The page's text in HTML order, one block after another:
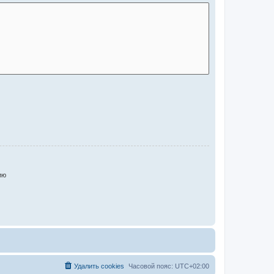
Часовой пояс: UTC+02:00
Удалить cookies